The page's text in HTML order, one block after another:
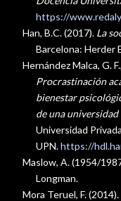
https://
Han, B.C. (2017). La
Barcelona: Herder
Hernández Malca, G.
Procrastinación
bienestar
de una
Universidad
UPN.https://
Maslow, A. (1954/
Longman.
Mora Teruel, F. (2014).